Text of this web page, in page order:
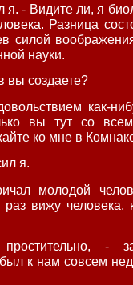
я. - Видите ли, я
Разница
силой
науки.
вы создаете?
как-
вы тут со
ко мне в
я.
молодой
вижу человека,
-
к нам совсем